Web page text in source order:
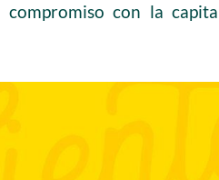
compromiso con la